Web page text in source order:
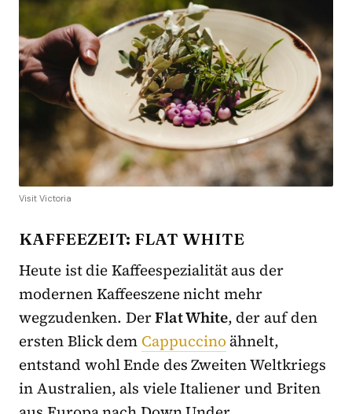
Visit Victoria
KAFFEEZEIT: FLAT WHITE
Heute ist die Kaffeespezialität aus der
modernen Kaffeeszene nicht mehr
wegzudenken. DerFlat White, der auf den
ersten Blick dem Cappuccino ähnelt,
entstand wohl Ende des Zweiten Weltkriegs
in Australien, als viele Italiener und Briten